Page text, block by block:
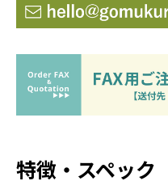
特徴・スペック